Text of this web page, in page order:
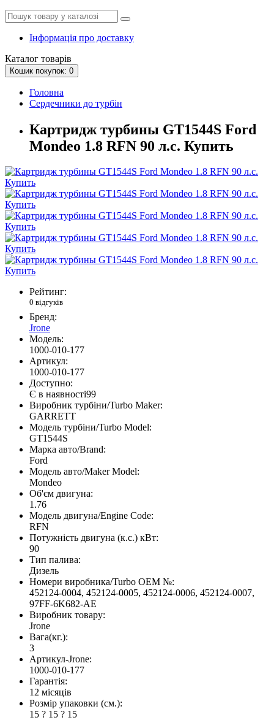
Інформація про доставку
Каталог товарів
Кошик покупок: 0
Головна
Сердечники до турбін
Картридж турбины GT1544S Ford
Mondeo 1.8 RFN 90 л.с. Купить
Рейтинг:
0 відгуків
Бренд:
Jrone
Модель:
1000-010-177
Артикул:
1000-010-177
Доступно:
Є в наявності99
Виробник турбіни/Turbo Maker:
GARRETT
Модель турбіни/Turbo Model:
GT1544S
Марка авто/Brand:
Ford
Модель авто/Maker Model:
Mondeo
Об'єм двигуна:
1.76
Модель двигуна/Engine Code:
RFN
Потужність двигуна (к.с.) кВт:
90
Тип палива:
Дизель
Номери виробника/Turbo OEM №:
452124-0004, 452124-0005, 452124-0006, 452124-0007,
97FF-6K682-AE
Виробник товару:
Jrone
Вага(кг.):
3
Артикул-Jrone:
1000-010-177
Гарантія:
12 місяців
Розмір упаковки (см.):
15 ? 15 ? 15